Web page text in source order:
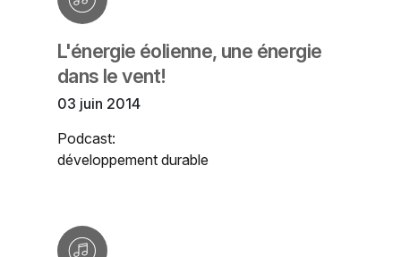
L'énergie éolienne, une énergie
dans le vent!
03 juin 2014
Podcast:
développement durable